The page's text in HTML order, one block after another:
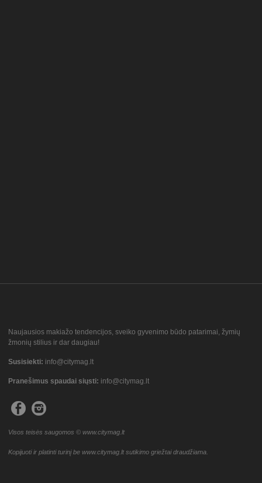
Naujausios makiažo tendencijos, sveiko gyvenimo būdo patarimai, žymių
žmonių stilius ir dar daugiau!
Susisiekti: info@citymag.lt
Pranešimus spaudai siųsti: info@citymag.lt
Visos teisės saugomos © www.citymag.lt
Kopijuoti ir platinti turinį be www.citymag.lt sutikimo griežtai draudžiama.